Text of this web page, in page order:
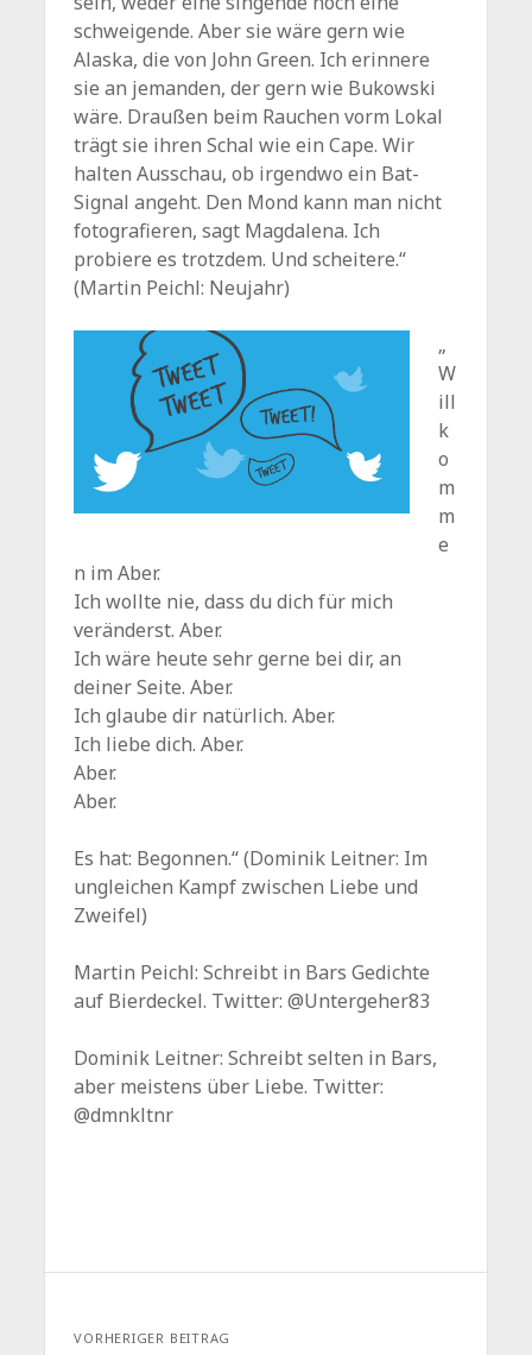
schweigende. Aber sie wäre gern wie
Alaska, die von John Green. Ich erinnere
sie an jemanden, der gern wie Bukowski
wäre. Draußen beim Rauchen vorm Lokal
trägt sie ihren Schal wie ein Cape. Wir
halten Ausschau, ob irgendwo ein Bat-
Signal angeht. Den Mond kann man nicht
fotografieren, sagt Magdalena. Ich
probiere es trotzdem. Und scheitere.“
(Martin Peichl: Neujahr)
„
W
ill
k
o
m
m
e
n im Aber.
Ich wollte nie, dass du dich für mich
veränderst. Aber.
Ich wäre heute sehr gerne bei dir, an
deiner Seite. Aber.
Ich glaube dir natürlich. Aber.
Ich liebe dich. Aber.
Aber.
Aber.
Es hat: Begonnen.“ (Dominik Leitner: Im
ungleichen Kampf zwischen Liebe und
Zweifel)
Martin Peichl: Schreibt in Bars Gedichte
auf Bierdeckel. Twitter: @Untergeher83
Dominik Leitner: Schreibt selten in Bars,
aber meistens über Liebe. Twitter:
@dmnkltnr
VORHERIGER BEITRAG